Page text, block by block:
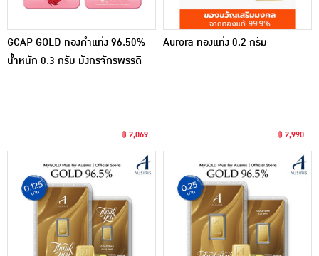
GCAP GOLD ทองคำแท่ง 96.50%
น้ำหนัก 0.3 กรัม มังกรจักรพรรดิ
฿ 2,069
Aurora ทองแท่ง 0.2 กรัม
฿ 2,990